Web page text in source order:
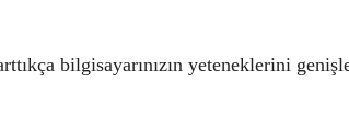
bilgisayarınızın yeteneklerini